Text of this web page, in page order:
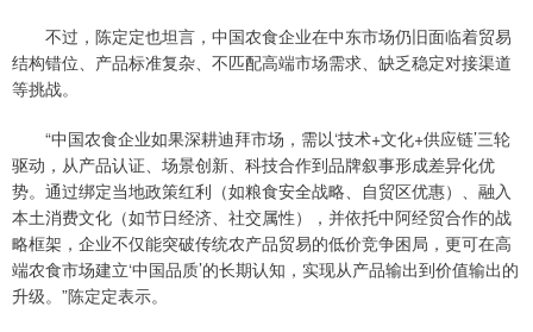
不过，陈定定也坦言，中国农食企业在中东市场仍旧面临着贸易
结构错位、产品标准复杂、不匹配高端市场需求、缺乏稳定对接渠道
等挑战。
“中国农食企业如果深耕迪拜市场，需以‘技术+文化+供应链’三轮
驱动，从产品认证、场景创新、科技合作到品牌叙事形成差异化优
势。通过绑定当地政策红利（如粮食安全战略、自贸区优惠）、融入
本土消费文化（如节日经济、社交属性），并依托中阿经贸合作的战
略框架，企业不仅能突破传统农产品贸易的低价竞争困局，更可在高
端农食市场建立‘中国品质’的长期认知，实现从产品输出到价值输出的
升级。”陈定定表示。